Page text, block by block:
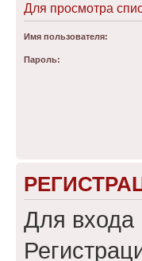
Для просмотра
Имя пользователя:
Пароль:
Для входа